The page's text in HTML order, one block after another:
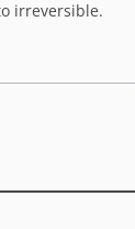
irreversible.